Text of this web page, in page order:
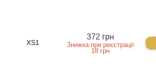
XS1
372 грн
Знижка при реєстрації
18 грн